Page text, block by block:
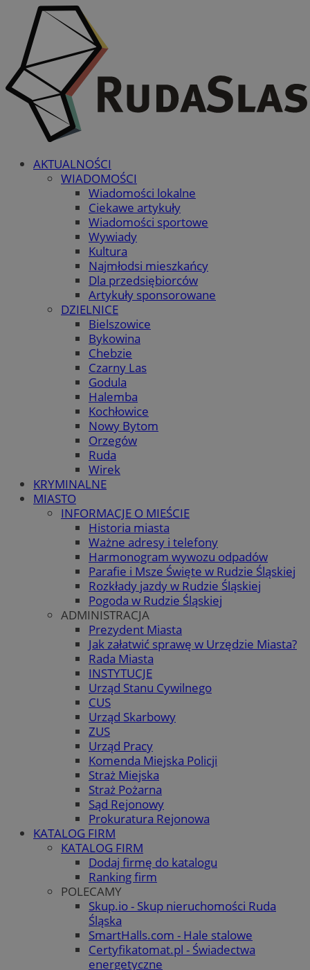
AKTUALNOŚCI
WIADOMOŚCI
Wiadomości lokalne
Ciekawe artykuły
Wiadomości sportowe
Wywiady
Kultura
Najmłodsi mieszkańcy
Dla przedsiębiorców
Artykuły sponsorowane
DZIELNICE
Bielszowice
Bykowina
Chebzie
Czarny Las
Godula
Halemba
Kochłowice
Nowy Bytom
Orzegów
Ruda
Wirek
KRYMINALNE
MIASTO
INFORMACJE O MIEŚCIE
Historia miasta
Ważne adresy i telefony
Harmonogram wywozu odpadów
Parafie i Msze Święte w Rudzie Śląskiej
Rozkłady jazdy w Rudzie Śląskiej
Pogoda w Rudzie Śląskiej
ADMINISTRACJA
Prezydent Miasta
Jak załatwić sprawę w Urzędzie Miasta?
Rada Miasta
INSTYTUCJE
Urząd Stanu Cywilnego
CUS
Urząd Skarbowy
ZUS
Urząd Pracy
Komenda Miejska Policji
Straż Miejska
Straż Pożarna
Sąd Rejonowy
Prokuratura Rejonowa
KATALOG FIRM
KATALOG FIRM
Dodaj firmę do katalogu
Ranking firm
POLECAMY
Skup.io - Skup nieruchomości Ruda
Śląska
SmartHalls.com - Hale stalowe
Certyfikatomat.pl - Świadectwa
energetyczne